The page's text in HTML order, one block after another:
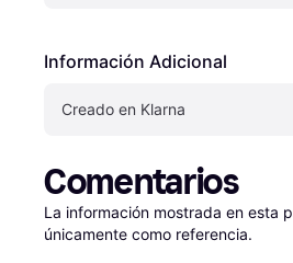
Información Adicional
Creado en Klarna
Comentarios
La información mostrada en esta
únicamente como referencia.